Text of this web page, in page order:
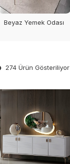
Beyaz Yemek Odası
274 Ürün Gösteriliyor